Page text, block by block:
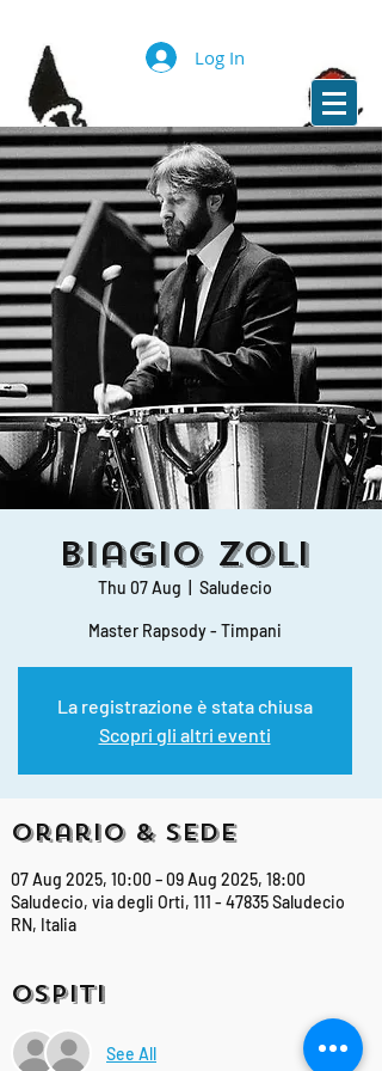
Log In
Biagio Zoli
Thu 07 Aug Saludecio
Master Rapsody - Timpani
La registrazione è stata chiusa
Scopri gli altri eventi
Orario & Sede
07 Aug 2025, 10:00 – 09 Aug 2025, 18:00
Saludecio, via degli Orti, 111 - 47835 Saludecio
RN, Italia
Ospiti
See All